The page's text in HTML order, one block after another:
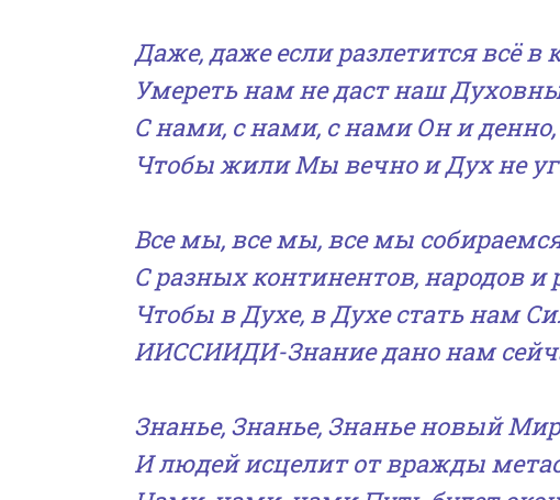
Даже, даже если разлетится всё в
Умереть нам не даст наш
С нами, с нами, с нами Он и
Чтобы жили Мы вечно и Дух не
Все мы, все мы, все мы
Сразных континентов, народов и
Чтобы в Духе, в Духе стать нам
ИИССИИДИ-Знание дано нам
Знанье, Знанье, Знанье новый
И людей исцелит от вражды